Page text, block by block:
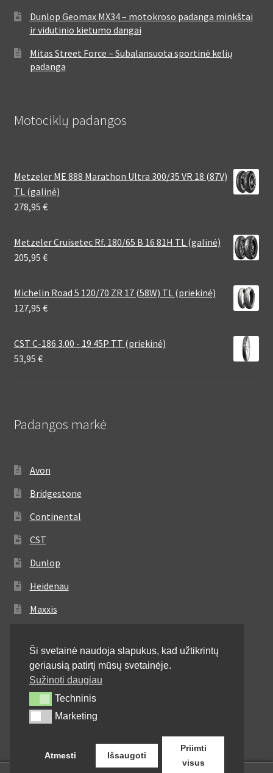
Dunlop Geomax MX34 – motokroso padanga minkštai
ir vidutinio kietumo dangai
Mitas Street Force – Subalansuota sportinė kelių
padanga
Motociklų padangos
Metzeler ME 888 Marathon Ultra 300/35 VR 18 (87V)
TL (galinė)
278,95 €
Metzeler Cruisetec Rf. 180/65 B 16 81H TL (galinė)
205,95 €
Michelin Road 5 120/70 ZR 17 (58W) TL (priekinė)
127,95 €
CST C-186 3.00 - 19 45P TT (priekinė)
53,95 €
Padangos markė
Avon
Bridgestone
Continental
CST
Dunlop
Heidenau
Maxxis
Michelin
Mitas
Pirelli
Shinko
Ši svetainė naudoja slapukus, kad užtikrintų
geriausią patirtį mūsų svetainėje.
Sužinoti daugiau
TechninisTechninis
MarketingMarketing
Atmesti Išsaugoti
Priimti
visus